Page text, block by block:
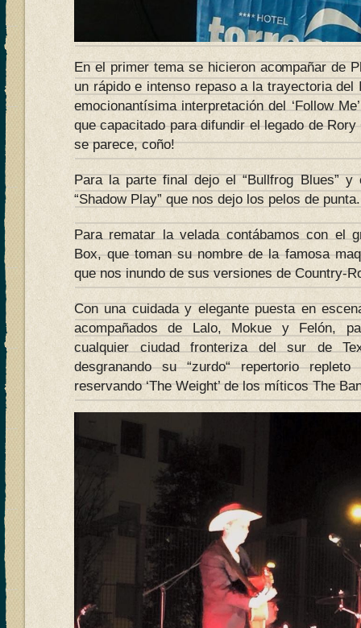
En el primer tema se hicieron acompañar de
un rápido e intenso repaso a la trayectoria del
emocionantísima interpretación del ‘Follow
que capacitado para difundir el legado de
se parece, coño!
Para la parte final dejo el “Bullfrog Blues”
“Shadow Play” que nos dejo los pelos de punta.
Para rematar la velada contábamos con el
Box, que toman su nombre de la famosa
que nos inundo de sus versiones de Country-
Con una cuidada y elegante puesta en
acompañados de Lalo, Mokue y Felón,
cualquier ciudad fronteriza del sur de
desgranando su “zurdo“ repertorio
reservando ‘The Weight’ de los míticos The